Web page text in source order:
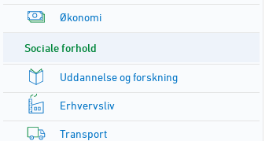
Økonomi
Sociale forhold
Uddannelse og forskning
Erhvervsliv
Transport